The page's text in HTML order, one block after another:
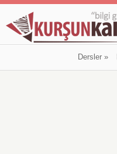
Dersler»